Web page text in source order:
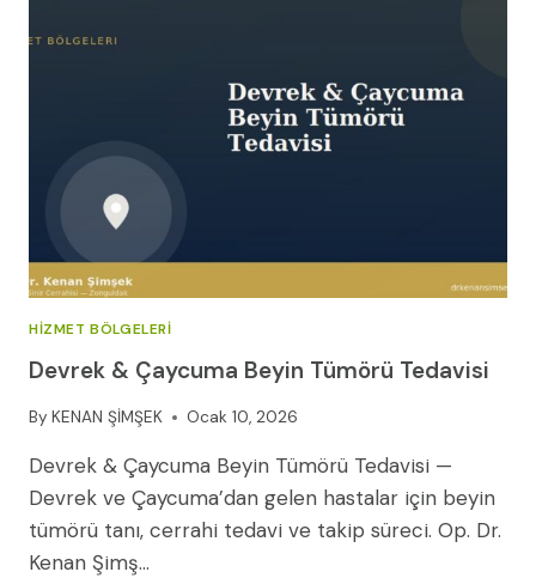
(2026
REHBERI)
HIZMET BÖLGELERI
Devrek & Çaycuma Beyin Tümörü Tedavisi
By KENAN ŞİMŞEK Ocak 10, 2026
Devrek & Çaycuma Beyin Tümörü Tedavisi —
Devrek ve Çaycuma’dan gelen hastalar için beyin
tümörü tanı, cerrahi tedavi ve takip süreci. Op. Dr.
Kenan Şimş…